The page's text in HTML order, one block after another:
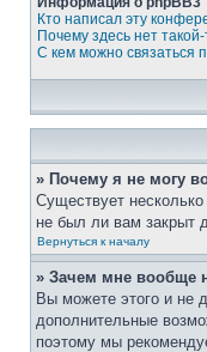
Кто написал эту
Почему здесь нет
С кем можно связаться
» Почему я не могу
Существует
не был ли вам закрыт
Вернуться к началу
» Зачем мне вообще
Вы можете этого и не
дополнительные
поэтому мы